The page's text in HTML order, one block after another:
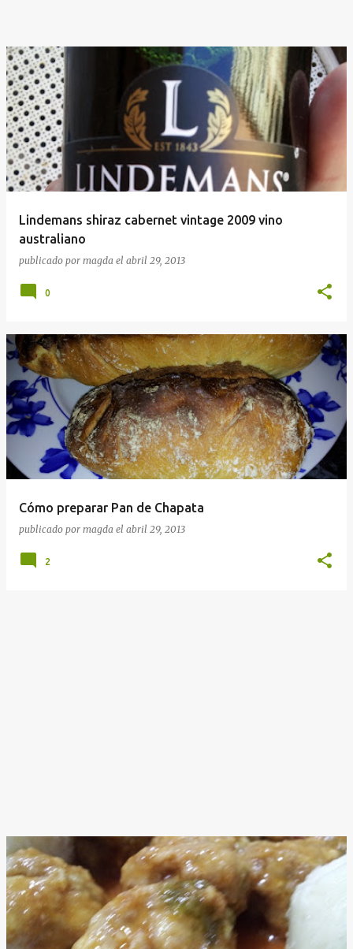
Lindemans shiraz cabernet vintage 2009 vino
australiano
publicado por magda el abril 29, 2013
0
Cómo preparar Pan de Chapata
publicado por magda el abril 29, 2013
2